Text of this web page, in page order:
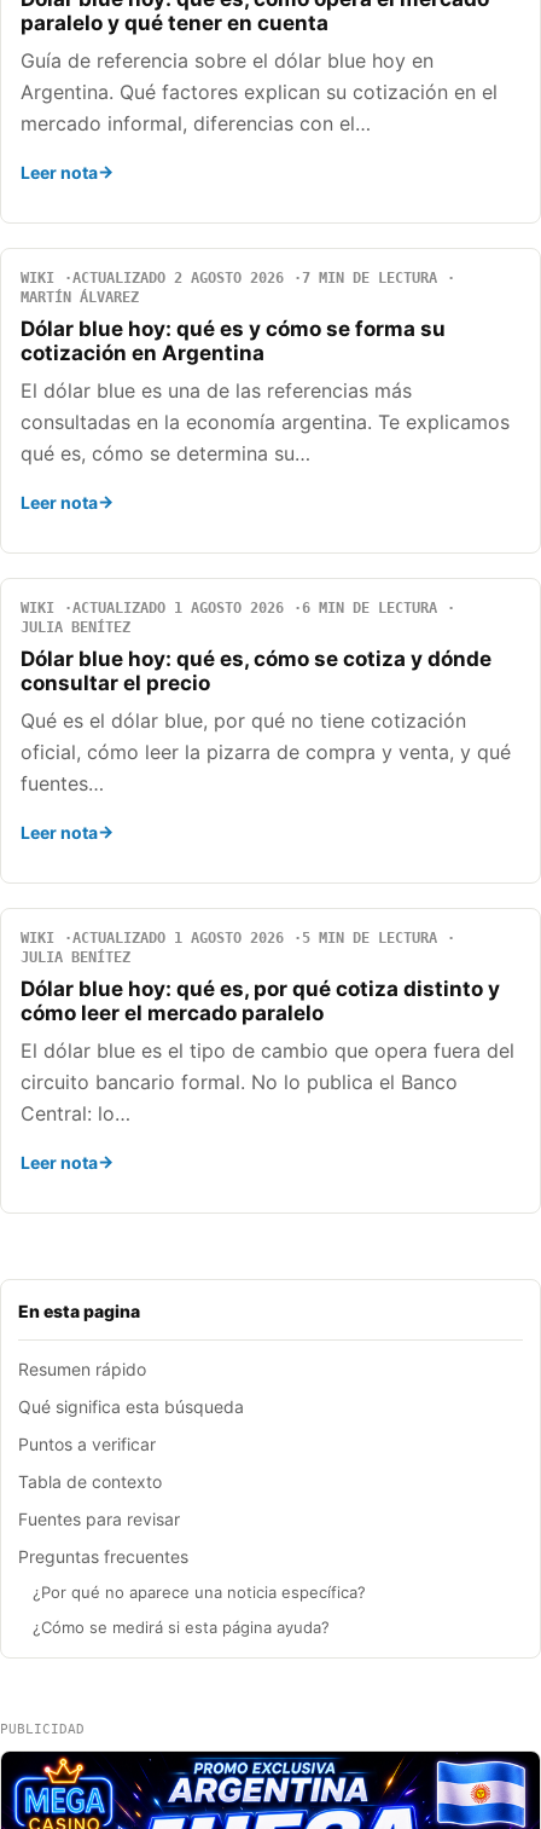
En esta pagina
Resumen rápido
Qué significa esta búsqueda
Puntos a verificar
Tabla de contexto
Fuentes para revisar
Preguntas frecuentes
¿Por qué no aparece una noticia específica?
¿Cómo se medirá si esta página ayuda?
paralelo y qué tener en cuenta
Guía de referencia sobre el dólar blue hoy en
Argentina. Qué factores explican su cotización en el
mercado informal, diferencias con el…
Leer nota
WIKI ACTUALIZADO 2 AGOSTO 2026
7 MIN DE LECTURA
MARTÍN ÁLVAREZ
Dólar blue hoy: qué es y cómo se forma su
cotización en Argentina
El dólar blue es una de las referencias más
consultadas en la economía argentina. Te explicamos
qué es, cómo se determina su…
Leer nota
WIKI ACTUALIZADO 1 AGOSTO 2026
6 MIN DE LECTURA
JULIA BENÍTEZ
Dólar blue hoy: qué es, cómo se cotiza y dónde
consultar el precio
Qué es el dólar blue, por qué no tiene cotización
oficial, cómo leer la pizarra de compra y venta, y qué
fuentes…
Leer nota
WIKI ACTUALIZADO 1 AGOSTO 2026
5 MIN DE LECTURA
JULIA BENÍTEZ
Dólar blue hoy: qué es, por qué cotiza distinto y
cómo leer el mercado paralelo
El dólar blue es el tipo de cambio que opera fuera del
circuito bancario formal. No lo publica el Banco
Central: lo…
Leer nota
PUBLICIDAD